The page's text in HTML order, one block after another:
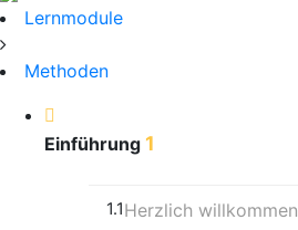
Lernmodule
Methoden
Einführung 1
1.1Herzlich willkommen